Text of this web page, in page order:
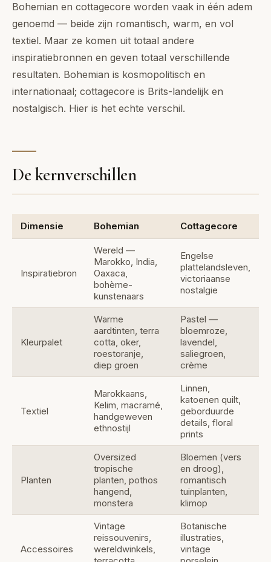
Bohemian en cottagecore worden vaak in één adem
genoemd — beide zijn romantisch, warm, en vol
textiel. Maar ze komen uit totaal andere
inspiratiebronnen en geven totaal verschillende
resultaten. Bohemian is kosmopolitisch en
internationaal; cottagecore is Brits-landelijk en
nostalgisch. Hier is het echte verschil.
De kernverschillen
Dimensie Bohemian Cottagecore
Inspiratiebron
Wereld —
Marokko, India,
Oaxaca,
bohème-
kunstenaars
Engelse
plattelandsleven,
victoriaanse
nostalgie
Kleurpalet
Warme
aardtinten, terra
cotta, oker,
roestoranje,
diep groen
Pastel —
bloemroze,
lavendel,
saliegroen,
crème
Textiel
Marokkaans,
Kelim, macramé,
handgeweven
ethnostijl
Linnen,
katoenen quilt,
geborduurde
details, floral
prints
Planten
Oversized
tropische
planten, pothos
hangend,
monstera
Bloemen (vers
en droog),
romantisch
tuinplanten,
klimop
Accessoires
Vintage
reissouvenirs,
wereldwinkels,
Botanische
illustraties,
vintage